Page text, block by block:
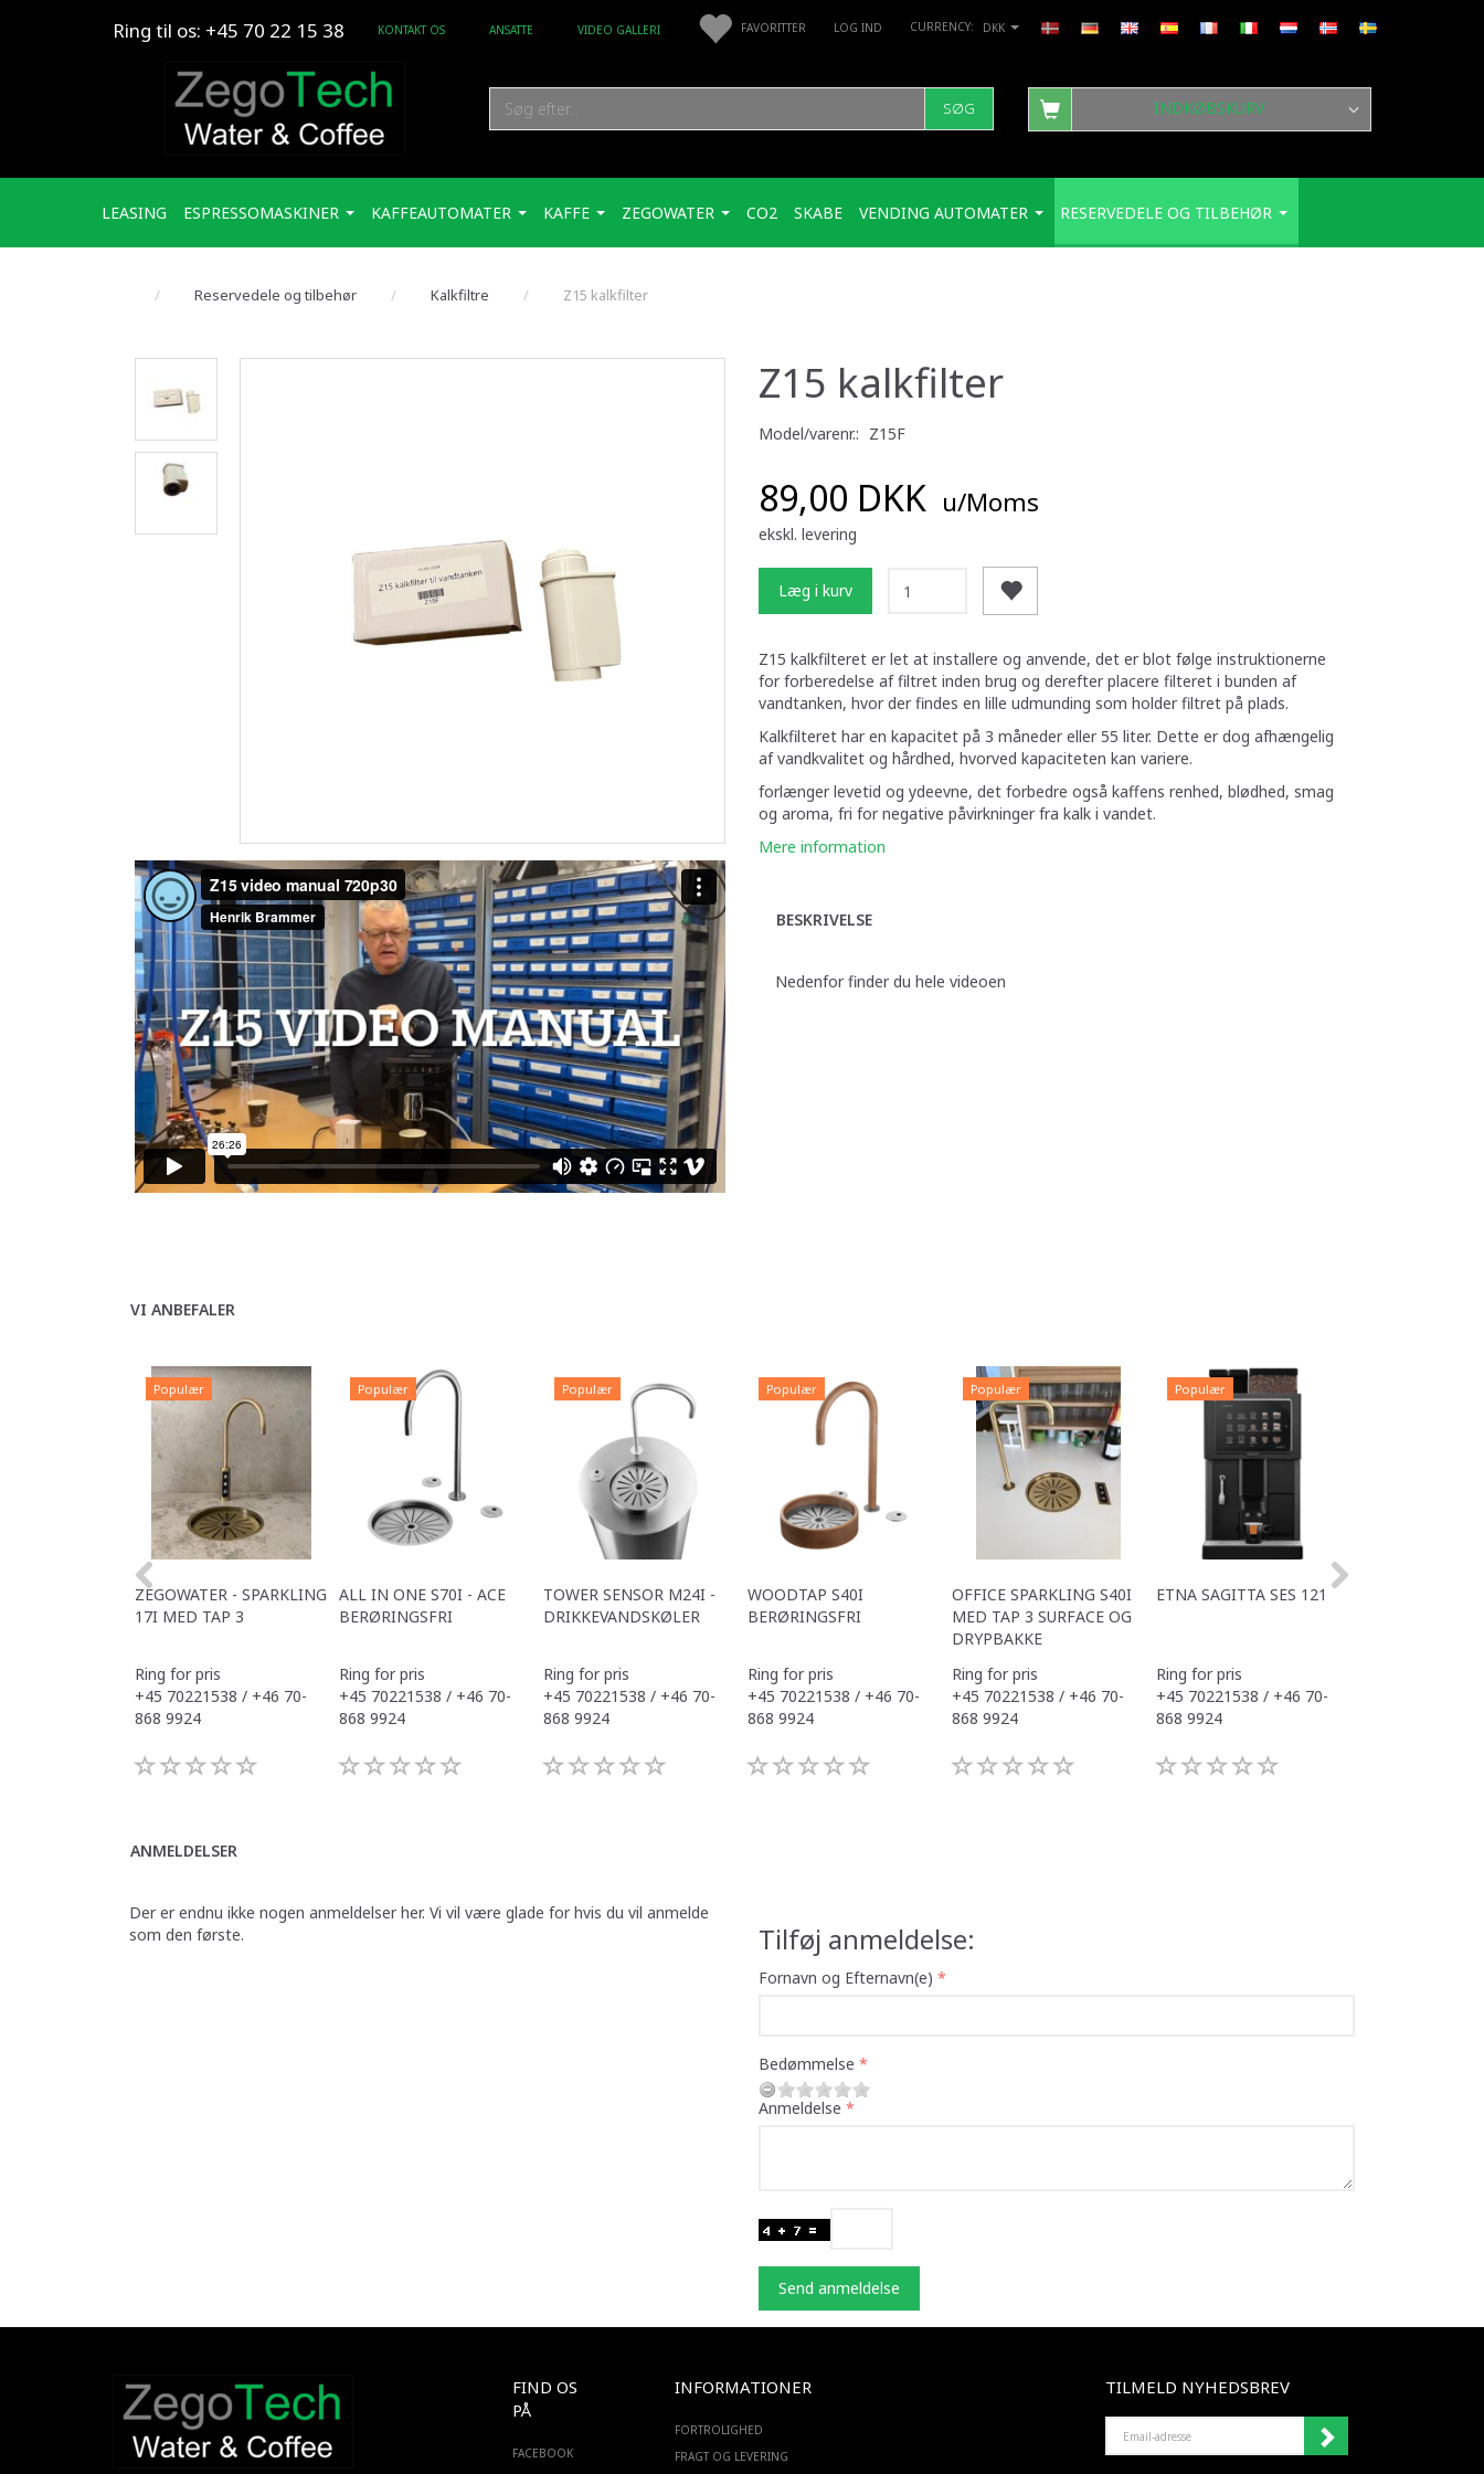
DKK
FAVORITTER LOG IND
Ring til os: +45 70 22 15 38 KONTAKT OS ANSATTE VIDEO GALLERI
SØG INDKØBSKURV
LEASING ESPRESSOMASKINER KAFFEAUTOMATER KAFFE ZEGOWATER CO2 SKABE VENDING AUTOMATER RESERVEDELE OG TILBEHØR
Reservedele og tilbehør Kalkfiltre Z15 kalkfilter
Z15 kalkfilter
Model/varenr.: Z15F
89,00 DKK u/Moms
ekskl. levering
Læg i kurv
Z15 kalkfilteret er let at installere og anvende, det er blot følge instruktionerne
for forberedelse af filtret inden brug og derefter placere filteret i bunden af
vandtanken, hvor der findes en lille udmunding som holder filtret på plads.
Kalkfilteret har en kapacitet på 3 måneder eller 55 liter. Dette er dog afhængelig
af vandkvalitet og hårdhed, hvorved kapaciteten kan variere.
forlænger levetid og ydeevne, det forbedre også kaffens renhed, blødhed, smag
og aroma, fri for negative påvirkninger fra kalk i vandet.
Mere information
BESKRIVELSE
Nedenfor finder du hele videoen
VI ANBEFALER
Populær
ZEGOWATER - SPARKLING
17I MED TAP 3
Ring for pris
+45 70221538 / +46 70-
868 9924
Populær
ALL IN ONE S70I - ACE
BERØRINGSFRI
Ring for pris
+45 70221538 / +46 70-
868 9924
Populær
TOWER SENSOR M24I -
DRIKKEVANDSKØLER
Ring for pris
+45 70221538 / +46 70-
868 9924
Populær
WOODTAP S40I
BERØRINGSFRI
Ring for pris
+45 70221538 / +46 70-
868 9924
Populær
OFFICE SPARKLING S40I
MED TAP 3 SURFACE OG
DRYPBAKKE
Ring for pris
+45 70221538 / +46 70-
868 9924
Populær
ETNA SAGITTA SES 121
Ring for pris
+45 70221538 / +46 70-
868 9924
ANMELDELSER
Der er endnu ikke nogen anmeldelser her. Vi vil være glade for hvis du vil anmelde
som den første.
Tilføj anmeldelse:
Fornavn og Efternavn(e)
Bedømmelse
Anmeldelse
Send anmeldelse
FIND OS
PÅ
FACEBOOK
INFORMATIONER
FORTROLIGHED
FRAGT OG LEVERING
TILMELD NYHEDSBREV
ADRESSE